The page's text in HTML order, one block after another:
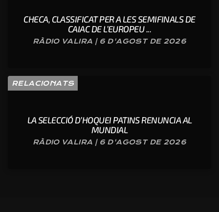
CHECA, CLASSIFICAT PER A LES SEMIFINALS DE
CAIAC DE L’EUROPEU ...
RÀDIO VALIRA | 6 D'AGOST DE 2026
RELACIONATS
LA SELECCIÓ D’HOQUEI PATINS RENUNCIA AL
MUNDIAL
RÀDIO VALIRA | 6 D'AGOST DE 2026